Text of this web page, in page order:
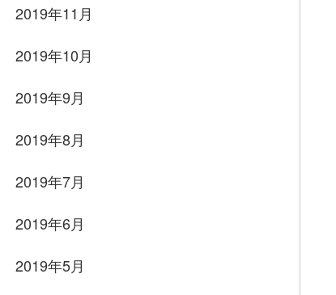
2019年11月
2019年10月
2019年9月
2019年8月
2019年7月
2019年6月
2019年5月